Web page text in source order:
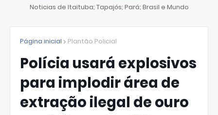
Noticias de Itaituba; Tapajós; Pará; Brasil e Mundo
Página inicial Plantão Policial
Polícia usará explosivos
para implodir área de
extração ilegal de ouro